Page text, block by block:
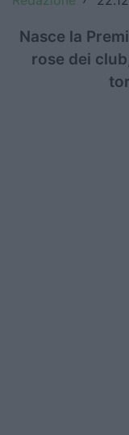
World Rugby
Rugby World
Nasce la
rose dei